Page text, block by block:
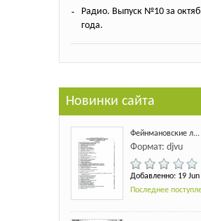
Радио. Выпуск №10 за
года.
Новинки сайта
Фейнмановские л...
Формат: djvu
Добавленно: 19 Jun
Последнее